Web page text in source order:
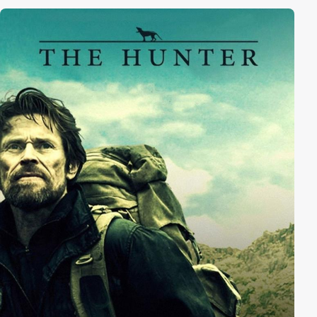
schnell zusammen, und die Jahre des Spiels helfen
ihnen, eine Nacht des Schreckens zu überstehen.